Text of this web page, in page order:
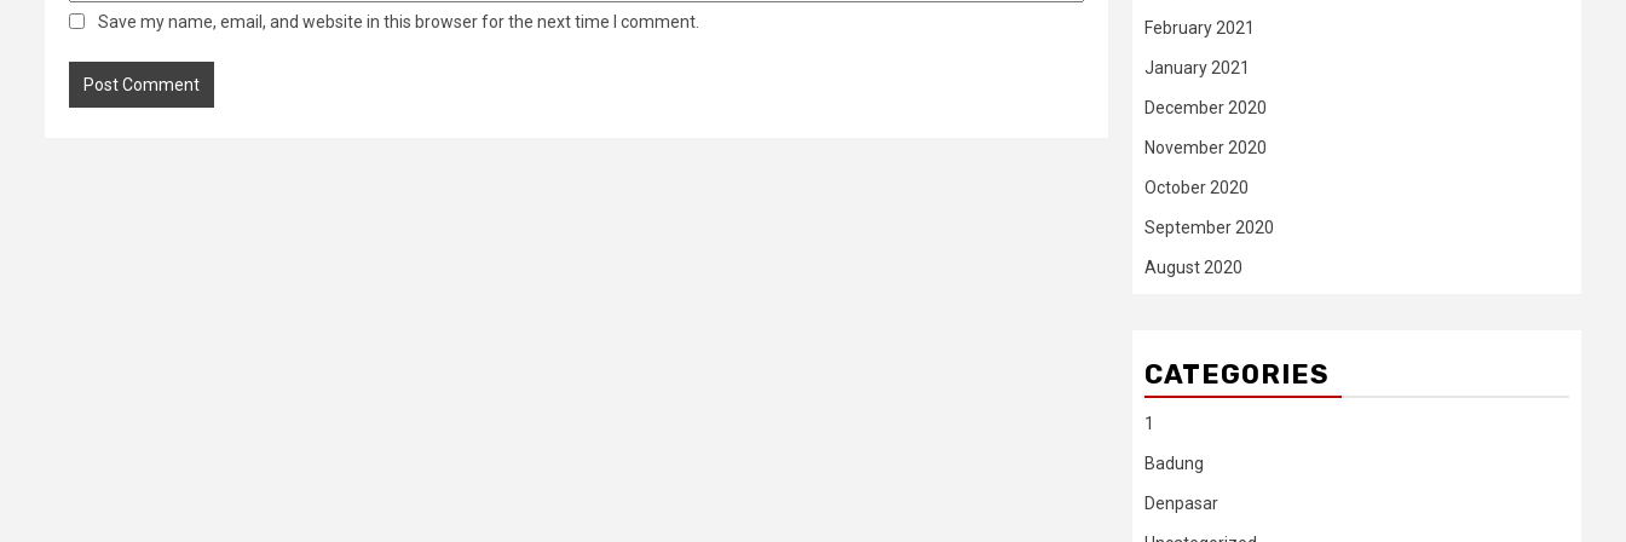
Save my name, email, and website in this browser for the next time I comment. February 2021
January 2021
December 2020
November 2020
October 2020
September 2020
August 2020
CATEGORIES
1
Badung
Denpasar